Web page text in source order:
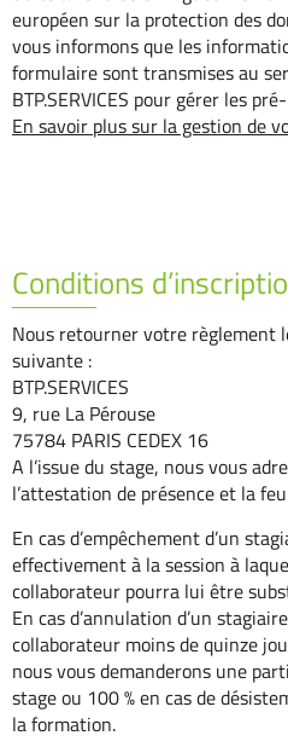
européen sur la protection des
vous informons que les
formulaire sont transmises au
BTP.SERVICES pour gérer les
En savoir plus sur la gestion de
Conditions
Nous retourner votre règlement
suivante :
BTP.SERVICES
9, rue La Pérouse
75784 PARIS CEDEX 16
A l’issue du stage, nous vous
l’attestation de présence et la
En cas d’empêchement d’un
effectivement à la session à
collaborateur pourra lui être
En cas d’annulation d’un
collaborateur moins de quinze
nous vous demanderons une
stage ou 100 % en cas de
la formation.